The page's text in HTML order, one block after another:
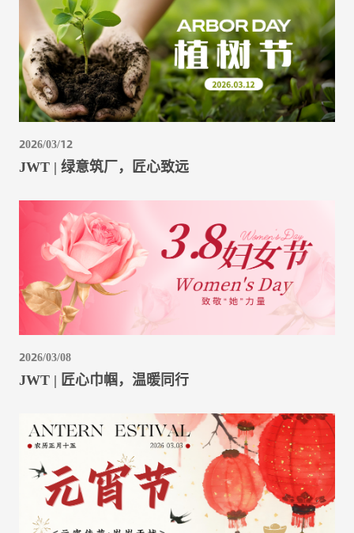
2026/03/12
JWT | 绿意筑厂，匠心致远
2026/03/08
JWT | 匠心巾帼，温暖同行